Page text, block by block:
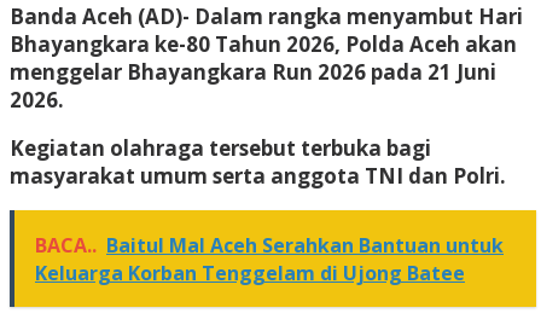
Banda Aceh (AD)- Dalam rangka menyambut Hari
Bhayangkara ke-80 Tahun 2026, Polda Aceh akan
menggelar Bhayangkara Run 2026 pada 21 Juni
2026.
Kegiatan olahraga tersebut terbuka bagi
masyarakat umum serta anggota TNI dan Polri.
BACA.. Baitul Mal Aceh Serahkan Bantuan untuk
Keluarga Korban Tenggelam di Ujong Batee